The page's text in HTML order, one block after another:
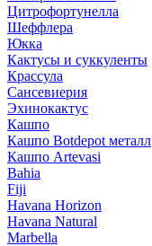
Цитрофортунелла
Шеффлера
Юкка
Кактусы и суккуленты
Крассула
Сансевиерия
Эхинокактус
Кашпо
Кашпо Botdepot металл
Кашпо Artevasi
Bahia
Fiji
Havana Horizon
Havana Natural
Marbella